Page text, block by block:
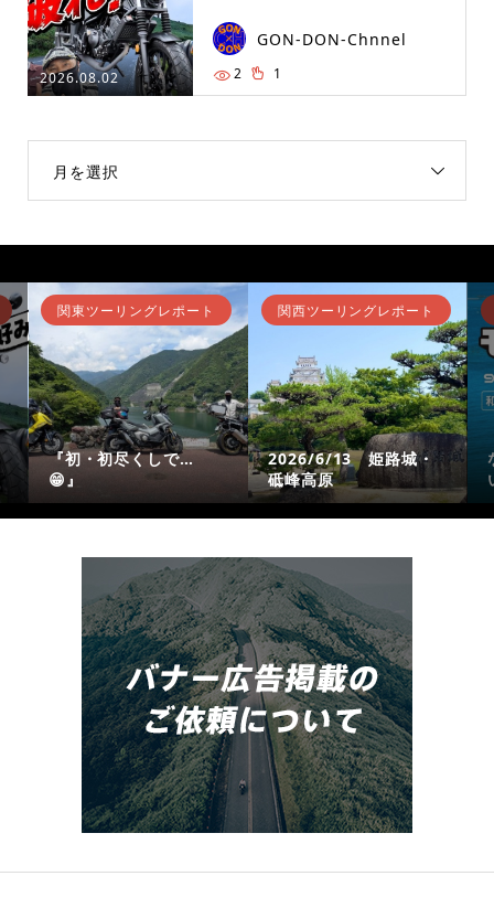
2026.08.02
GON-DON-Chnnel
2 1
月を選択
関東ツーリングレポート
『初・初尽くしで…
😁』
関西ツーリングレポート
2026/6/13 姫路城・
砥峰高原